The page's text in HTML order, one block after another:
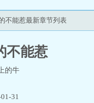
不能惹最新章节列表
不能惹
的牛
31